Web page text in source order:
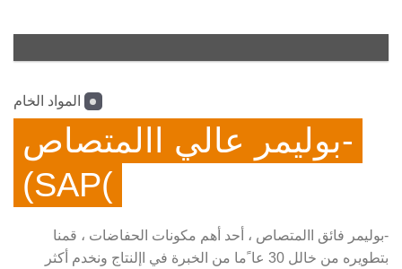
المواد الخام
-بوليمر عالي االمتصاص
)SAP)
-بوليمر فائق االمتصاص ، أحد أهم مكونات الحفاضات ، قمنا
بتطويره من خالل 30 عا ًما من الخبرة في اإلنتاج ونخدم أكثر